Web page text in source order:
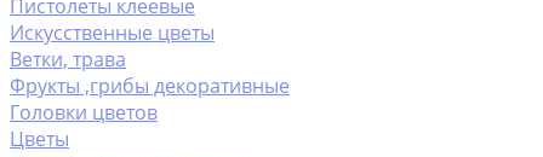
Пистолеты клеевые
Искусственные цветы
Ветки, трава
Фрукты ,грибы декоративные
Головки цветов
Цветы